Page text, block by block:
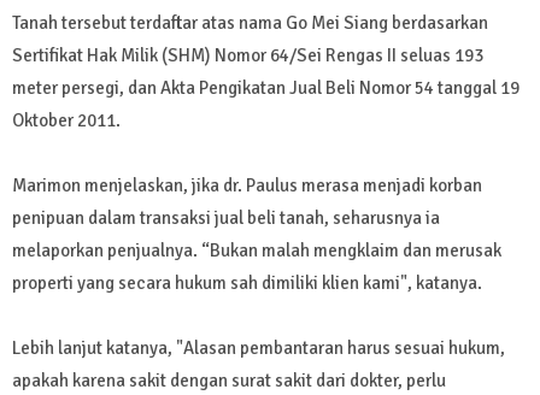
Tanah tersebut terdaftar atas nama Go Mei Siang berdasarkan
Sertifikat Hak Milik (SHM) Nomor 64/Sei Rengas II seluas 193
meter persegi, dan Akta Pengikatan Jual Beli Nomor 54 tanggal 19
Oktober 2011.
Marimon menjelaskan, jika dr. Paulus merasa menjadi korban
penipuan dalam transaksi jual beli tanah, seharusnya ia
melaporkan penjualnya. “Bukan malah mengklaim dan merusak
properti yang secara hukum sah dimiliki klien kami", katanya.
Lebih lanjut katanya, "Alasan pembantaran harus sesuai hukum,
apakah karena sakit dengan surat sakit dari dokter, perlu